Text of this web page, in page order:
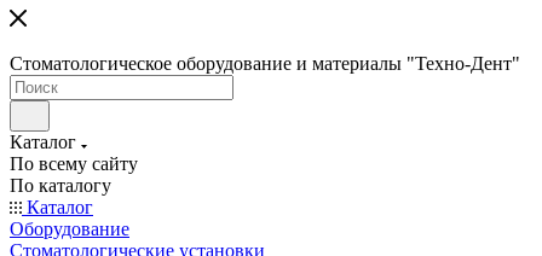
Стоматологическое оборудование и материалы "Техно-Дент"
Каталог
По всему сайту
По каталогу
Каталог
Оборудование
Стоматологические установки